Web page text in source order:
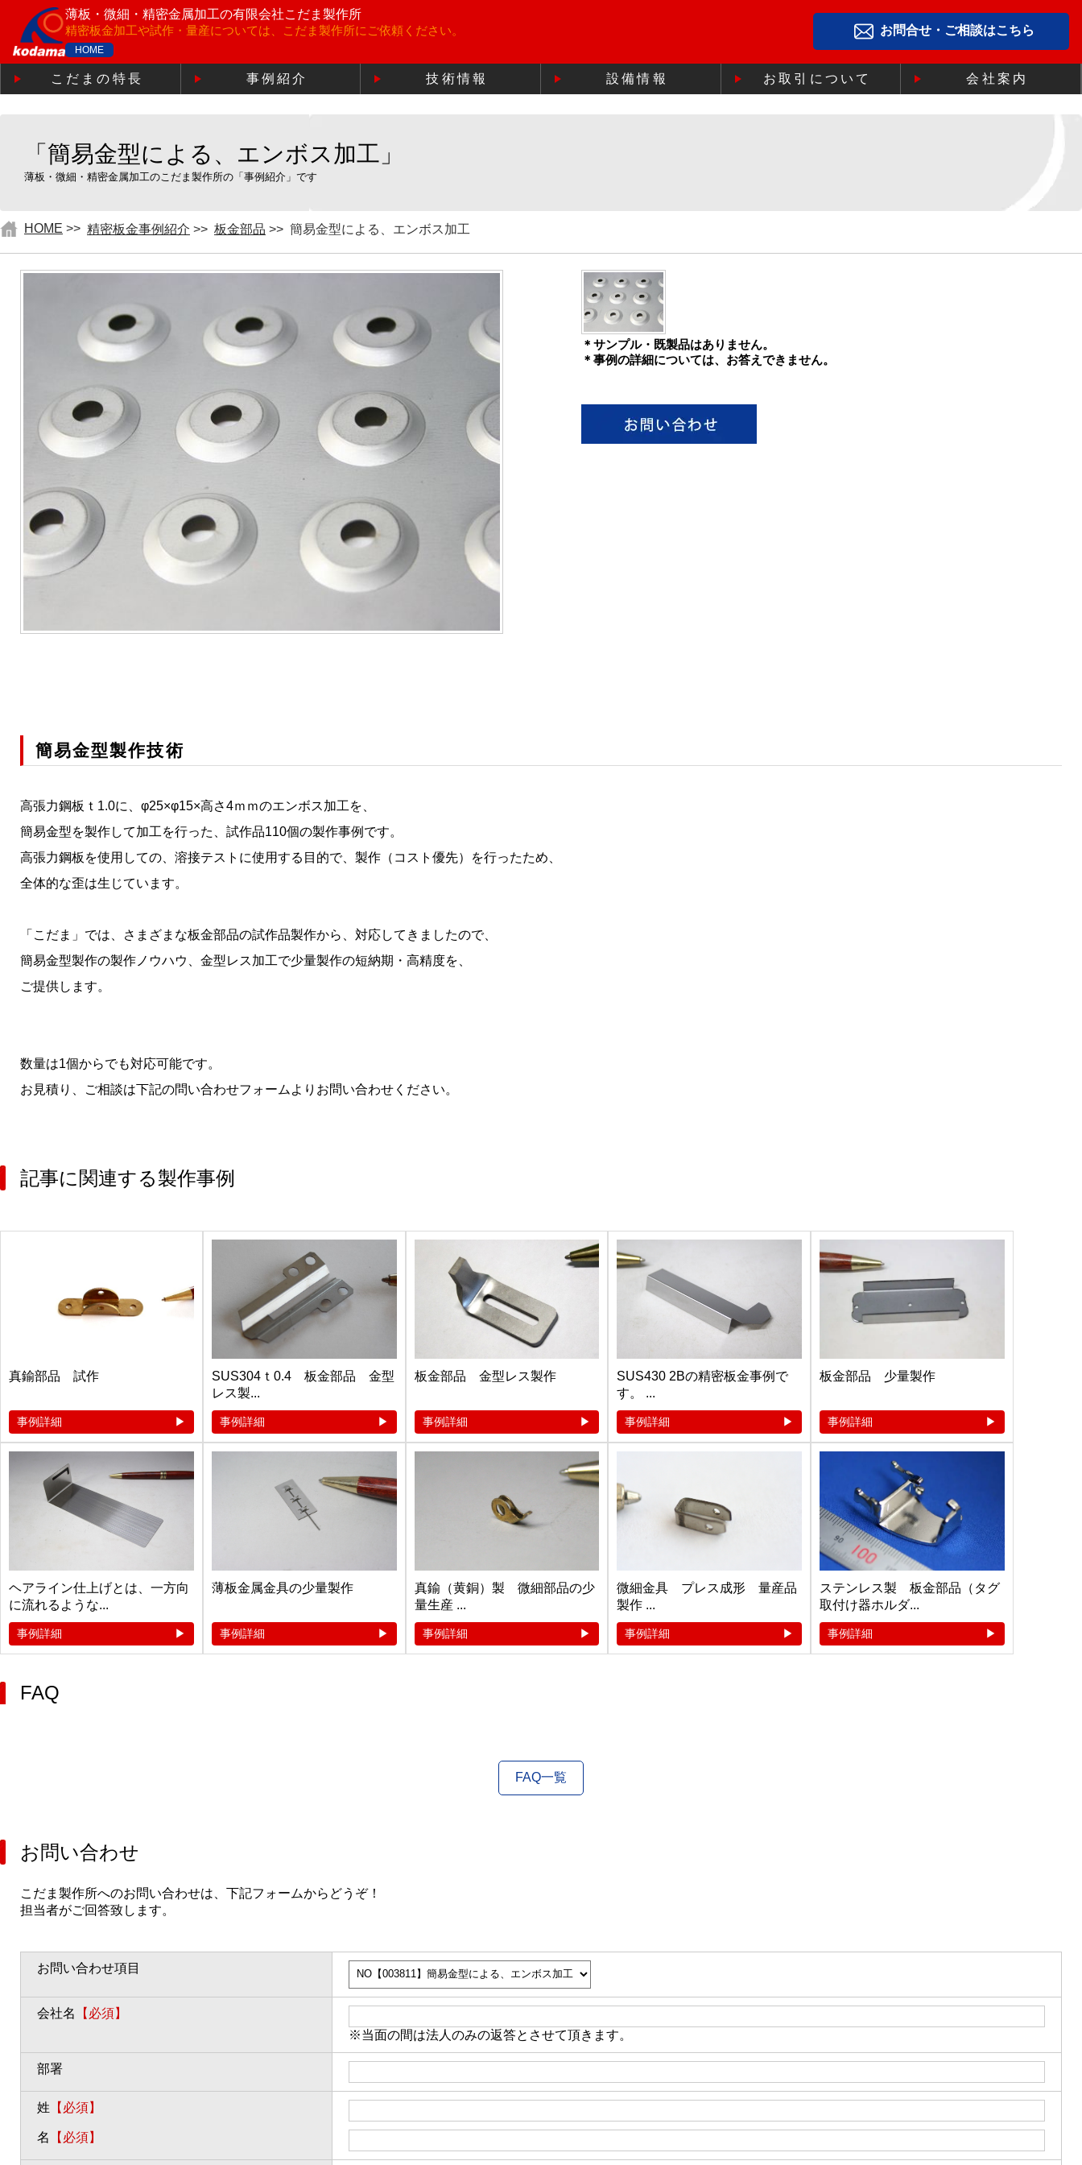
薄板・微細・精密金属加工の有限会社こだま製作所
精密板金加工や試作・量産については、こだま製作所にご依頼ください。
HOME
お問合せ・ご相談はこちら
こだまの特長 事例紹介 技術情報 設備情報 お取引について 会社案内
「簡易金型による、エンボス加工」
薄板・微細・精密金属加工のこだま製作所の「事例紹介」です
HOME >> 精密板金事例紹介 >> 板金部品 >> 簡易金型による、エンボス加工
＊サンプル・既製品はありません。
＊事例の詳細については、お答えできません。
簡易金型製作技術
高張力鋼板ｔ1.0に、φ25×φ15×高さ4ｍｍのエンボス加工を、
簡易金型を製作して加工を行った、試作品110個の製作事例です。
高張力鋼板を使用しての、溶接テストに使用する目的で、製作（コスト優先）を行ったため、
全体的な歪は生じています。
「こだま」では、さまざまな板金部品の試作品製作から、対応してきましたので、
簡易金型製作の製作ノウハウ、金型レス加工で少量製作の短納期・高精度を、
ご提供します。
数量は1個からでも対応可能です。
お見積り、ご相談は下記の問い合わせフォームよりお問い合わせください。
記事に関連する製作事例
真鍮部品 試作
事例詳細
SUS304ｔ0.4 板金部品 金型
レス製...
事例詳細
板金部品 金型レス製作
事例詳細
SUS430 2Bの精密板金事例で
す。 ...
事例詳細
板金部品 少量製作
事例詳細
ヘアライン仕上げとは、一方向
に流れるような...
事例詳細
薄板金属金具の少量製作
事例詳細
真鍮（黄銅）製 微細部品の少
量生産 ...
事例詳細
微細金具 プレス成形 量産品
製作 ...
事例詳細
ステンレス製 板金部品（タグ
取付け器ホルダ...
事例詳細
FAQ
FAQ一覧
お問い合わせ
こだま製作所へのお問い合わせは、下記フォームからどうぞ！
担当者がご回答致します。
お問い合わせ項目
会社名
【必須】
※当面の間は法人のみの返答とさせて頂きます。
部署
姓 【必須】
名 【必須】